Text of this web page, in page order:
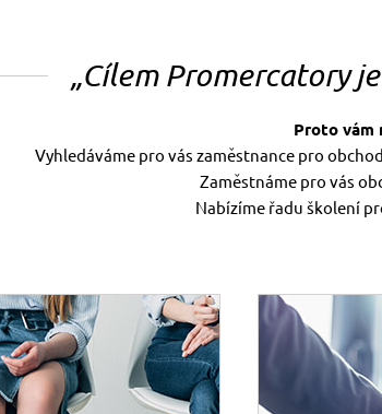
Cílem Promercatory
Proto vám
Vyhledáváme pro vás zaměstnance pro
Zaměstnáme pro vás
Nabízíme řadu školení